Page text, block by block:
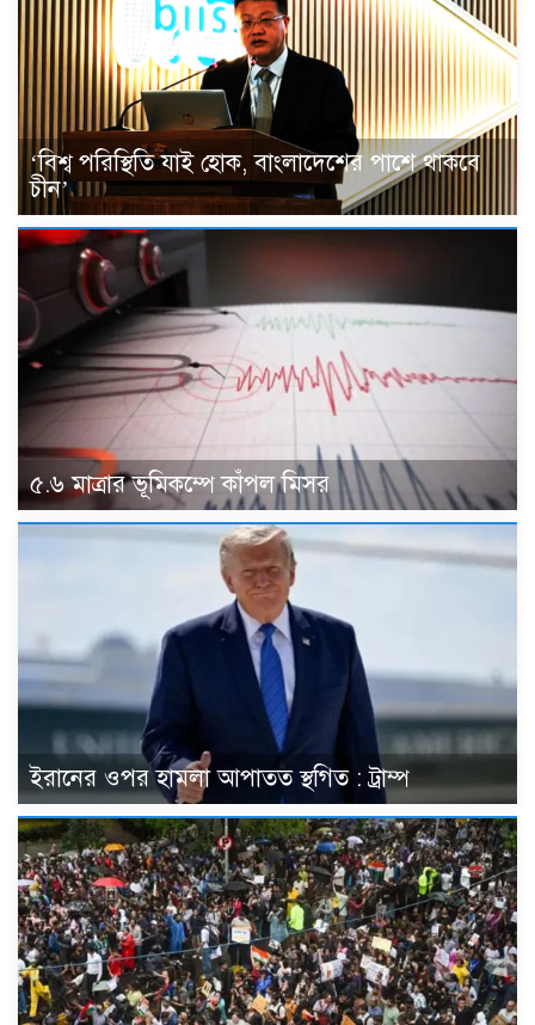
‘বিশ্ব পরিস্থিতি যাই হোক, বাংলাদেশের পাশে থাকবে
চীন’
৫.৬ মাত্রার ভূমিকম্পে কাঁপল মিসর
ইরানের ওপর হামলা আপাতত স্থগিত : ট্রাম্প